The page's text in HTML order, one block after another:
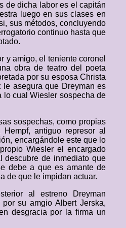
de dicha labor es el capitán
luego en sus clases en
sus métodos, concluyendo
continuo hasta que
y amigo, el teniente coronel
obra de teatro del poeta
por su esposa Christa
le asegura que Dreyman es
lo cual Wiesler sospecha de
sospechas, como propias
antiguo represor al
encargándole este que lo
Wiesler el encargado
descubre de inmediato que
debe a que es amante de
de que le impidan actuar.
al estreno Dreyman
su amgio Albert Jerska,
desgracia por la firma un